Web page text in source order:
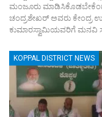
ಮಂಜೂರು
ಚಂದ್ರಶೇಖರ್ ಅವರು ಕೇಂದ್ರ
ಕುಮಾರಸ್ವಾಮಿಯವರಿಗೆ ಮನವಿ
KOPPAL DISTRICT NEWS